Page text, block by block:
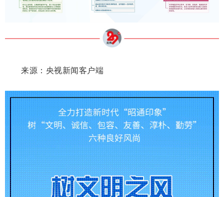
来源：央视新闻客户端